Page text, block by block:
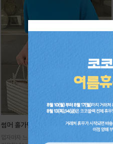
썸머 홀가먼트 니트
입자마자 느껴지는 고급스러움,